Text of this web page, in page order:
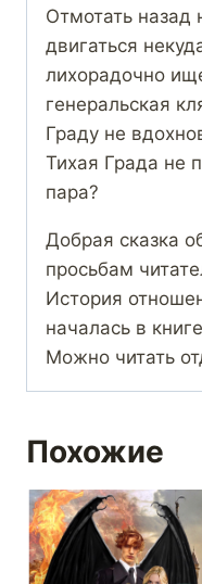
Отмотать назад
двигаться
лихорадочно
генеральская
Граду не
Тихая Града не
пара?
Добрая сказка
просьбам
История
началась в
Можно читать
Похожие